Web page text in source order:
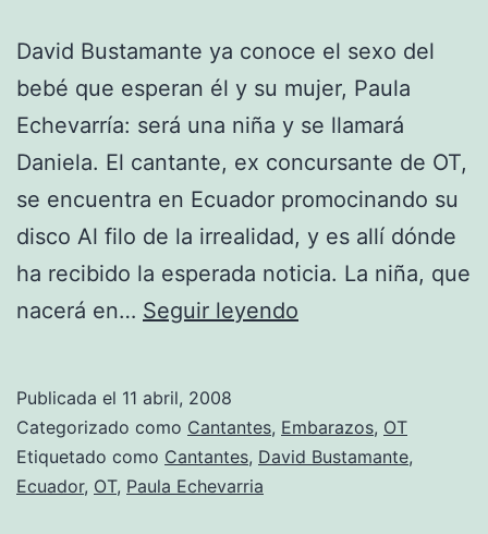
David Bustamante ya conoce el sexo del
bebé que esperan él y su mujer, Paula
Echevarría: será una niña y se llamará
Daniela. El cantante, ex concursante de OT,
se encuentra en Ecuador promocinando su
disco Al filo de la irrealidad, y es allí dónde
ha recibido la esperada noticia. La niña, que
nacerá en… Seguir leyendo
papá
de
Publicada el 11 abril, 2008
Categorizado como Cantantes, Embarazos, OT
Etiquetado como Cantantes, David Bustamante,
Ecuador, OT, Paula Echevarria